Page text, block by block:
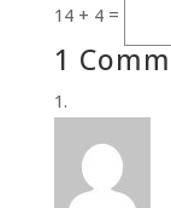
14 + 4=
1